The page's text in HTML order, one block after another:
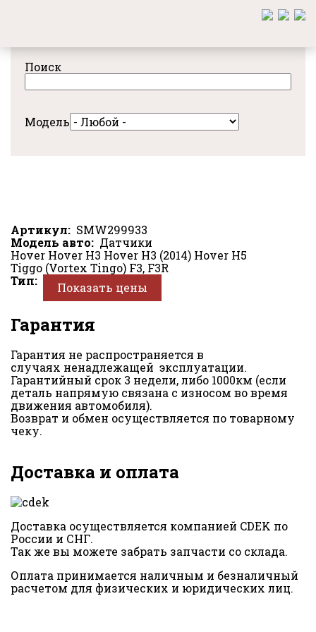
содержанию
Поиск
Модель
Артикул
SMW299933
Модель авто
Hover Hover H3 Hover H3 (2014) Hover H5
Tiggo (Vortex Tingo) F3, F3R
Тип
Датчики
Показать цены
Гарантия
Гарантия не распространяется в
случаях ненадлежащей эксплуатации.
Гарантийный срок 3 недели, либо 1000км (если
деталь напрямую связана с износом во время
движения автомобиля).
Возврат и обмен осуществляется по товарному
чеку.
Доставка и оплата
Доставка осуществляется компанией CDEK по
России и СНГ.
Так же вы можете забрать запчасти со склада.
Оплата принимается наличным и безналичный
расчетом для физических и юридических лиц.